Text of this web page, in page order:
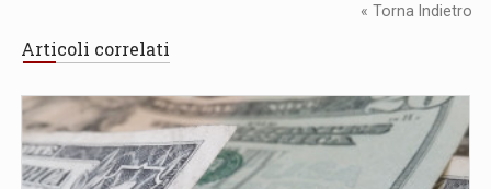
« Torna Indietro
Articoli correlati